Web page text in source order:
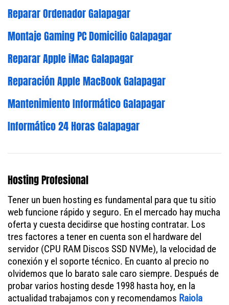
Reparar Ordenador Galapagar
Montaje Gaming PC Domicilio Galapagar
Reparar Apple iMac Galapagar
Reparación Apple MacBook Galapagar
Mantenimiento Informático Galapagar
Informático 24 Horas Galapagar
Hosting Profesional
Tener un buen hosting es fundamental para que tu sitio
web funcione rápido y seguro. En el mercado hay mucha
oferta y cuesta decidirse que hosting contratar. Los
tres factores a tener en cuenta son el hardware del
servidor (CPU RAM Discos SSD NVMe), la velocidad de
conexión y el soporte técnico. En cuanto al precio no
olvidemos que lo barato sale caro siempre. Después de
probar varios hosting desde 1998 hasta hoy, en la
actualidad trabajamos con y recomendamos Raiola